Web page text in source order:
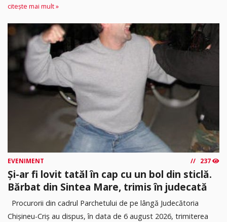
citește mai mult »
EVENIMENT 237
Și-ar fi lovit tatăl în cap cu un bol din sticlă.
Bărbat din Sintea Mare, trimis în judecată
Procurorii din cadrul Parchetului de pe lângă Judecătoria
Chișineu-Criș au dispus, în data de 6 august 2026, trimiterea